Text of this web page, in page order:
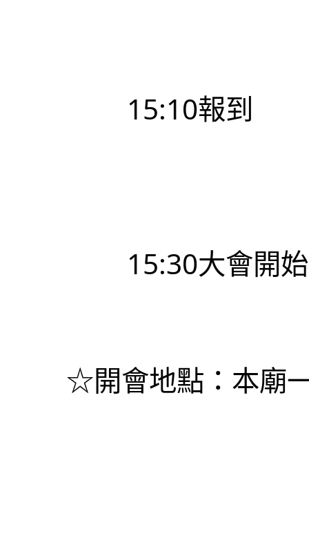
		15:10報到
		15:30大會開始
☆開會地點：本廟